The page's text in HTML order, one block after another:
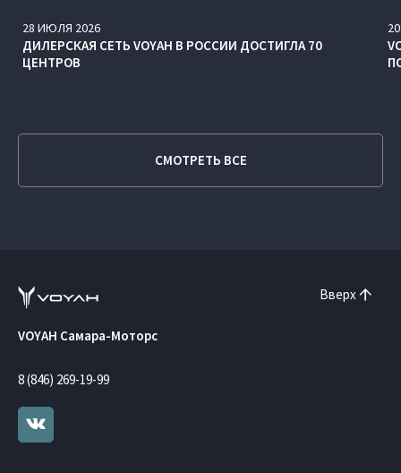
28 ИЮЛЯ 2026
ДИЛЕРСКАЯ СЕТЬ VOYAH В РОССИИ ДОСТИГЛА 70
ЦЕНТРОВ
20
СМОТРЕТЬ ВСЕ
Вверх
VOYAH Самара-Моторс
8 (846) 269-19-99